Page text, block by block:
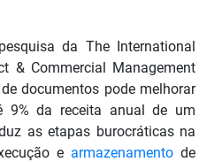
da The International
& Commercial Management
documentos pode melhorar
9% da receita anual de um
as etapas burocráticas na
e armazenamento de